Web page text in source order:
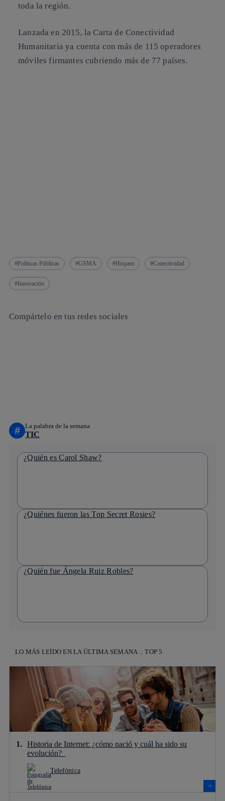
toda la región.
Lanzada en 2015, la Carta de Conectividad
Humanitaria ya cuenta con más de 115 operadores
móviles firmantes cubriendo más de 77 países.
Políticas Públicas GSMA Hispam Conectividad
Innovación
Compártelo en tus redes sociales
# La palabra de la semana
TIC
¿Quién es Carol Shaw?
¿Quiénes fueron las Top Secret Rosies?
¿Quién fue Ángela Ruiz Robles?
LO MÁS LEÍDO EN LA ÚLTIMA SEMANA :: TOP 5
Historia de Internet: ¿cómo nació y cuál ha sido su
evolución?
Telefónica